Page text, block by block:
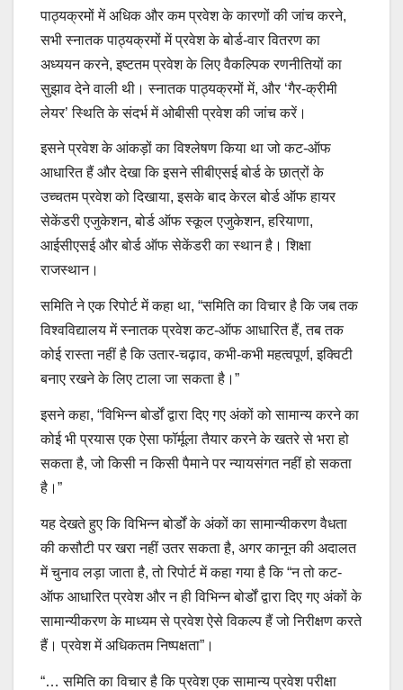
पाठ्यक्रमों में अधिक और कम प्रवेश के कारणों की जांच करने,
सभी स्नातक पाठ्यक्रमों में प्रवेश के बोर्ड-वार वितरण का
अध्ययन करने, इष्टतम प्रवेश के लिए वैकल्पिक रणनीतियों का
सुझाव देने वाली थी। स्नातक पाठ्यक्रमों में, और ‘गैर-क्रीमी
लेयर’ स्थिति के संदर्भ में ओबीसी प्रवेश की जांच करें।
इसने प्रवेश के आंकड़ों का विश्लेषण किया था जो कट-ऑफ
आधारित हैं और देखा कि इसने सीबीएसई बोर्ड के छात्रों के
उच्चतम प्रवेश को दिखाया, इसके बाद केरल बोर्ड ऑफ हायर
सेकेंडरी एजुकेशन, बोर्ड ऑफ स्कूल एजुकेशन, हरियाणा,
आईसीएसई और बोर्ड ऑफ सेकेंडरी का स्थान है। शिक्षा
राजस्थान।
समिति ने एक रिपोर्ट में कहा था, “समिति का विचार है कि जब तक
विश्वविद्यालय में स्नातक प्रवेश कट-ऑफ आधारित हैं, तब तक
कोई रास्ता नहीं है कि उतार-चढ़ाव, कभी-कभी महत्वपूर्ण, इक्विटी
बनाए रखने के लिए टाला जा सकता है।”
इसने कहा, “विभिन्न बोर्डों द्वारा दिए गए अंकों को सामान्य करने का
कोई भी प्रयास एक ऐसा फॉर्मूला तैयार करने के खतरे से भरा हो
सकता है, जो किसी न किसी पैमाने पर न्यायसंगत नहीं हो सकता
है।”
यह देखते हुए कि विभिन्न बोर्डों के अंकों का सामान्यीकरण वैधता
की कसौटी पर खरा नहीं उतर सकता है, अगर कानून की अदालत
में चुनाव लड़ा जाता है, तो रिपोर्ट में कहा गया है कि “न तो कट-
ऑफ आधारित प्रवेश और न ही विभिन्न बोर्डों द्वारा दिए गए अंकों के
सामान्यीकरण के माध्यम से प्रवेश ऐसे विकल्प हैं जो निरीक्षण करते
हैं। प्रवेश में अधिकतम निष्पक्षता”।
“… समिति का विचार है कि प्रवेश एक सामान्य प्रवेश परीक्षा